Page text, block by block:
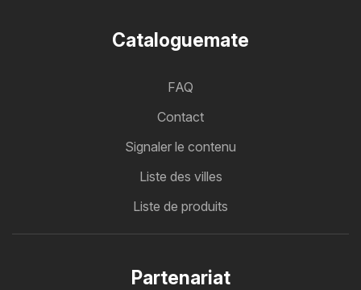
Cataloguemate
FAQ
Contact
Signaler le contenu
Liste des villes
Liste de produits
Partenariat